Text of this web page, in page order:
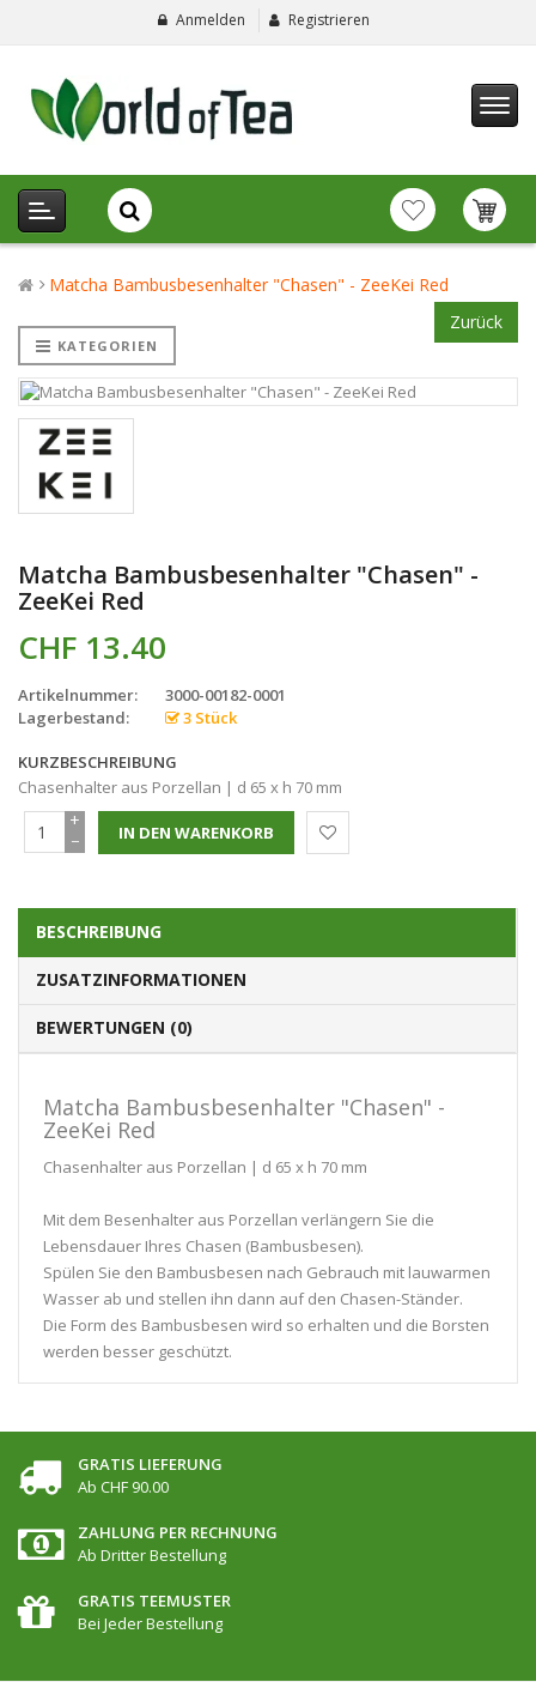
Anmelden Registrieren
Matcha Bambusbesenhalter "Chasen" - ZeeKei Red
Zurück
KATEGORIEN
Matcha Bambusbesenhalter "Chasen" -
ZeeKei Red
CHF 13.40
Artikelnummer:
3000-00182-0001
Lagerbestand:
3 Stück
KURZBESCHREIBUNG
Chasenhalter aus Porzellan | d 65 x h 70 mm
−
+
BESCHREIBUNG
ZUSATZINFORMATIONEN
BEWERTUNGEN (0)
Matcha Bambusbesenhalter "Chasen" -
ZeeKei Red
Chasenhalter aus Porzellan | d 65 x h 70 mm
Mit dem Besenhalter aus Porzellan verlängern Sie die
Lebensdauer Ihres Chasen (Bambusbesen).
Spülen Sie den Bambusbesen nach Gebrauch mit lauwarmen
Wasser ab und stellen ihn dann auf den Chasen-Ständer.
Die Form des Bambusbesen wird so erhalten und die Borsten
werden besser geschützt.
GRATIS LIEFERUNG
Ab CHF 90.00
ZAHLUNG PER RECHNUNG
Ab Dritter Bestellung
GRATIS TEEMUSTER
Bei Jeder Bestellung